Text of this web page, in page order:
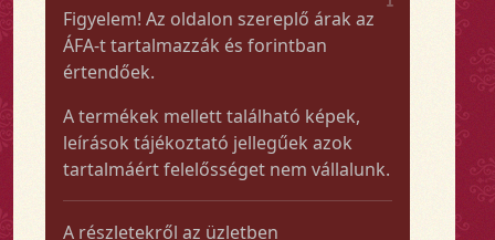
Figyelem! Az oldalon szereplő árak az
ÁFA-t tartalmazzák és forintban
értendőek.
A termékek mellett található képek,
leírások tájékoztató jellegűek azok
tartalmáért felelősséget nem vállalunk.
A részletekről az üzletben